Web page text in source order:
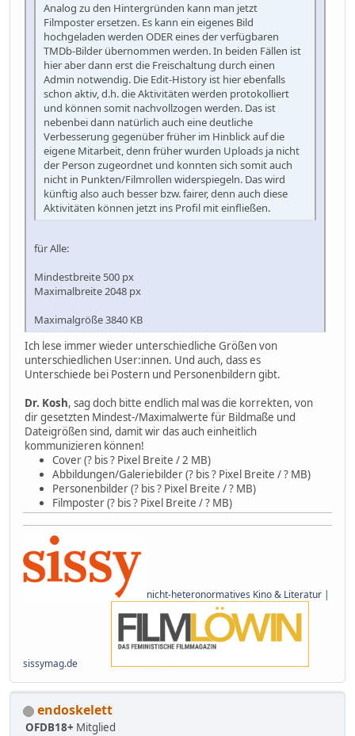
Analog zu den Hintergründen kann man jetzt
Filmposter ersetzen. Es kann ein eigenes Bild
hochgeladen werden ODER eines der verfügbaren
TMDb-Bilder übernommen werden. In beiden Fällen ist
hier aber dann erst die Freischaltung durch einen
Admin notwendig. Die Edit-History ist hier ebenfalls
schon aktiv, d.h. die Aktivitäten werden protokolliert
und können somit nachvollzogen werden. Das ist
nebenbei dann natürlich auch eine deutliche
Verbesserung gegenüber früher im Hinblick auf die
eigene Mitarbeit, denn früher wurden Uploads ja nicht
der Person zugeordnet und konnten sich somit auch
nicht in Punkten/Filmrollen widerspiegeln. Das wird
künftig also auch besser bzw. fairer, denn auch diese
Aktivitäten können jetzt ins Profil mit einfließen.
für Alle:
Mindestbreite 500 px
Maximalbreite 2048 px
Maximalgröße 3840 KB
Ich lese immer wieder unterschiedliche Größen von
unterschiedlichen User:innen. Und auch, dass es
Unterschiede bei Postern und Personenbildern gibt.
Dr. Kosh, sag doch bitte endlich mal was die korrekten, von
dir gesetzten Mindest-/Maximalwerte für Bildmaße und
Dateigrößen sind, damit wir das auch einheitlich
kommunizieren können!
Cover (? bis ? Pixel Breite / 2 MB)
Abbildungen/Galeriebilder (? bis ? Pixel Breite / ? MB)
Personenbilder (? bis ? Pixel Breite / ? MB)
Filmposter (? bis ? Pixel Breite / ? MB)
nicht-heteronormatives Kino & Literatur |
sissymag.de
endoskelett
OFDB18+ Mitglied